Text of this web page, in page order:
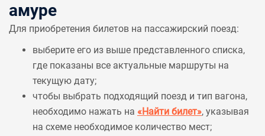
амуре
Для приобретения билетов на пассажирский поезд:
выберите его из выше представленного списка,
где показаны все актуальные маршруты на
текущую дату;
чтобы выбрать подходящий поезд и тип вагона,
необходимо нажать на «Найти билет», указывая
на схеме необходимое количество мест;